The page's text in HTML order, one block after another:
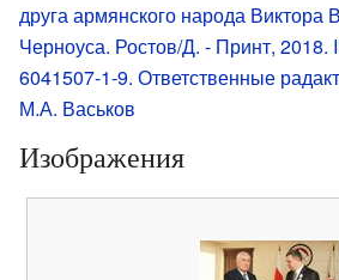
друга армянского народа Виктора
Черноуса. Ростов/Д. - Принт, 2018.
6041507-1-9. Ответственные
М.А. Васьков
Изображения